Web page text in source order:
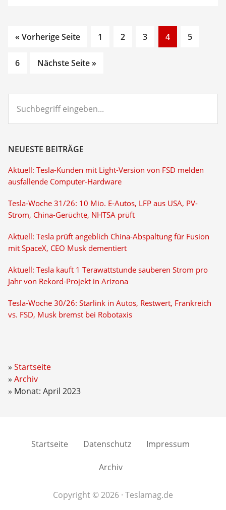
« Vorherige Seite
Go
1
Go
2
Go
3
Go
to
4
Go
5
Go
6 Nächste Seite »
eingeben...
NEUESTE BEITRÄGE
Aktuell: Tesla-Kunden mit Light-Version von FSD melden
ausfallende Computer-Hardware
Tesla-Woche 31/26: 10 Mio. E-Autos, LFP aus USA, PV-
Strom, China-Gerüchte, NHTSA prüft
Aktuell: Tesla prüft angeblich China-Abspaltung für Fusion
mit SpaceX, CEO Musk dementiert
Aktuell: Tesla kauft 1 Terawattstunde sauberen Strom pro
Jahr von Rekord-Projekt in Arizona
Tesla-Woche 30/26: Starlink in Autos, Restwert, Frankreich
vs. FSD, Musk bremst bei Robotaxis
Startseite
Archiv
Monat: April 2023
Startseite Datenschutz Impressum
Archiv
Copyright © 2026 · Teslamag.de